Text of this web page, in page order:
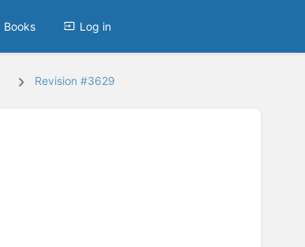
Books Log in
Revision #3629